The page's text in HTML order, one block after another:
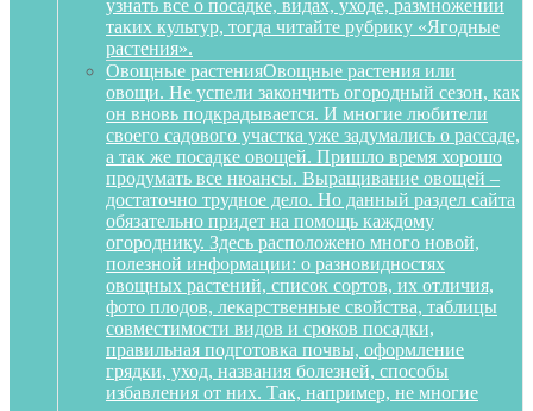
узнать все о посадке, видах, уходе, размножении
таких культур, тогда читайте рубрику «Ягодные
растения».
Овощные растенияОвощные растения или
овощи. Не успели закончить огородный сезон, как
он вновь подкрадывается. И многие любители
своего садового участка уже задумались о рассаде,
а так же посадке овощей. Пришло время хорошо
продумать все нюансы. Выращивание овощей –
достаточно трудное дело. Но данный раздел сайта
обязательно придет на помощь каждому
огороднику. Здесь расположено много новой,
полезной информации: о разновидностях
овощных растений, список сортов, их отличия,
фото плодов, лекарственные свойства, таблицы
совместимости видов и сроков посадки,
правильная подготовка почвы, оформление
грядки, уход, названия болезней, способы
избавления от них. Так, например, не многие